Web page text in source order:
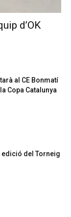
d’OK
al CE Bonmatí
Copa Catalunya
edició del Torneig